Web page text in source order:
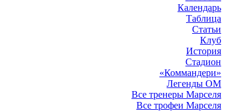
Календарь
Таблица
Статьи
Клуб
История
Стадион
«Коммандери»
Легенды ОМ
Все тренеры Марселя
Все трофеи Марселя